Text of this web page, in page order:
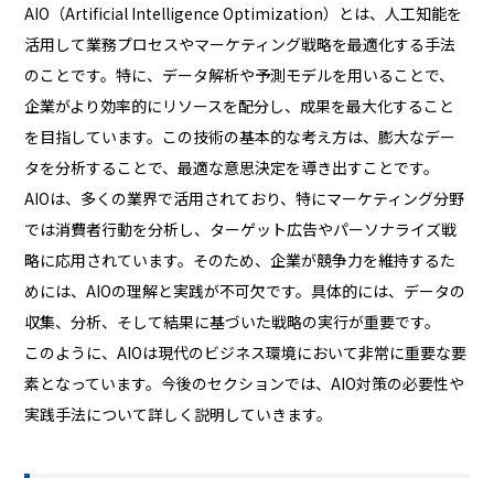
AIO（Artificial Intelligence Optimization）とは、人工知能を
活用して業務プロセスやマーケティング戦略を最適化する手法
のことです。特に、データ解析や予測モデルを用いることで、
企業がより効率的にリソースを配分し、成果を最大化すること
を目指しています。この技術の基本的な考え方は、膨大なデー
タを分析することで、最適な意思決定を導き出すことです。
AIOは、多くの業界で活用されており、特にマーケティング分野
では消費者行動を分析し、ターゲット広告やパーソナライズ戦
略に応用されています。そのため、企業が競争力を維持するた
めには、AIOの理解と実践が不可欠です。具体的には、データの
収集、分析、そして結果に基づいた戦略の実行が重要です。
このように、AIOは現代のビジネス環境において非常に重要な要
素となっています。今後のセクションでは、AIO対策の必要性や
実践手法について詳しく説明していきます。